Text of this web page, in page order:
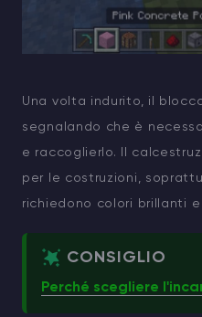
Una volta indurito, il
segnalando che è
e raccoglierlo. Il
per le costruzioni,
richiedono colori brillanti e
CONSIGLIO
Perché scegliere